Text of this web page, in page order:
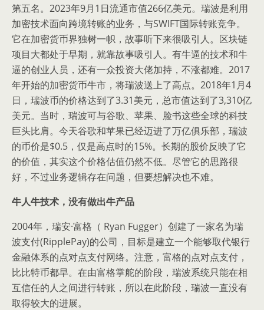
第五名。2023年9月1日流通市值266亿美元。瑞波是利用
加密技术面向跨境转账的业务，与SWIFT国际转账竞争。
它在加密货币界独树一帜，故事听下来很吸引人。区块链
项目大都处于早期，就靠故事吸引人。有牛逼的技术和牛
逼的创业人员，还有一众投资大佬加持，不涨都难。2017
年开始的加密货币牛市，将瑞波送上了高点。2018年1月4
日，瑞波币的价格达到了3.31美元，总市值达到了3,310亿
美元。当时，瑞波可与谷歌、苹果、脸书这些全球的科技
巨头比肩。今天谷歌和苹果已经迈进了万亿俱乐部，瑞波
的币价是$0.5，仅是高点时的15%。长期的股价反映了它
的价值，其实这个价格估值仍然不低。尽管它的思路很
好，不过业务逻辑存在问题，但要想解决也不难。
牛人牛技术，没有做出牛产品
2004年，瑞安·富格（ Ryan Fugger）创建了一家名为瑞
波支付(RipplePay)的公司，目标是建立一个能够取代银行
金融体系的点对点支付网络。注意，富格的点对点支付，
比比特币都早。在由富格掌舵的阶段，瑞波系统只能在相
互信任的人之间进行转账，所以在此阶段，瑞波一直没有
取得较大的进展。